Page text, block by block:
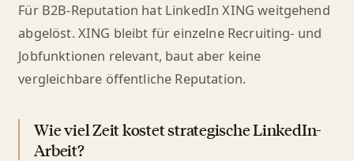
Für B2B-Reputation hat LinkedIn XING weitgehend
abgelöst. XING bleibt für einzelne Recruiting- und
Jobfunktionen relevant, baut aber keine
vergleichbare öffentliche Reputation.
Wie viel Zeit kostet strategische LinkedIn-
Arbeit?